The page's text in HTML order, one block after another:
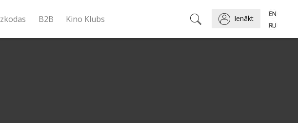
B2B Kino Klubs Ienākt